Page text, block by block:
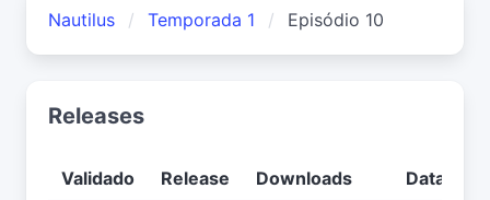
Nautilus Temporada 1 Episódio 10
Releases
Validado Release Downloads Data